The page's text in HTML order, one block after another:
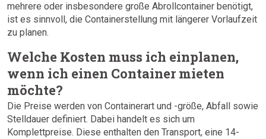
mehrere oder insbesondere große Abrollcontainer benötigt,
ist es sinnvoll, die Containerstellung mit längerer Vorlaufzeit
zu planen.
Welche Kosten muss ich einplanen,
wenn ich einen Container mieten
möchte?
Die Preise werden von Containerart und -größe, Abfall sowie
Stelldauer definiert. Dabei handelt es sich um
Komplettpreise. Diese enthalten den Transport, eine 14-